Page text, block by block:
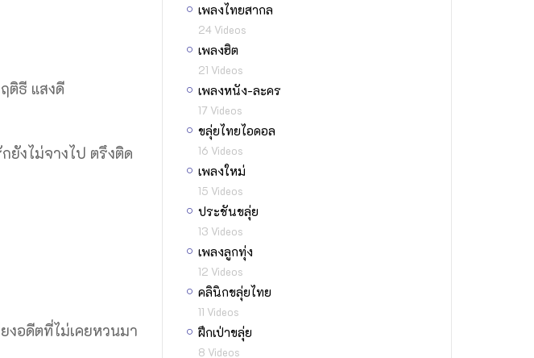
ติธี แสงดี
ยังไม่จางไป ตรึงติด
งอดีตที่ไม่เคยหวนมา
เพลงไทยสากล
24 Videos
เพลงฮิต
21 Videos
เพลงหนัง-ละคร
17 Videos
ขลุ่ยไทยไอดอล
16 Videos
เพลงใหม่
15 Videos
ประชันขลุ่ย
13 Videos
เพลงลูกทุ่ง
12 Videos
คลินิกขลุ่ยไทย
11 Videos
ฝึกเป่าขลุ่ย
8 Videos